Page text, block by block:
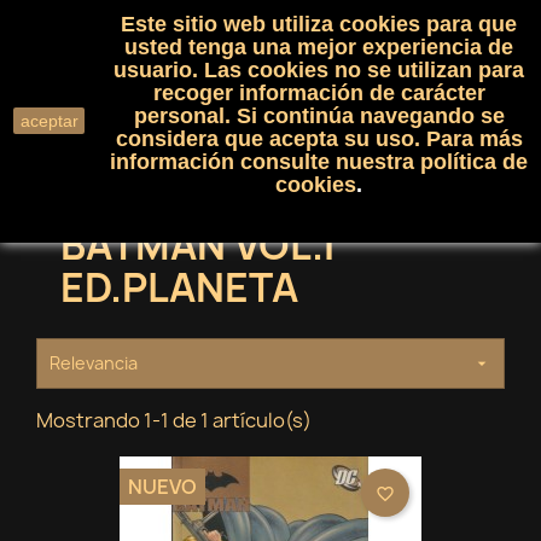
shopping_cart(0)

search
BATMAN VOL.1
ED.PLANETA
Relevancia 
Mostrando 1-1 de 1 artículo(s)
NUEVO favorite_border
aceptar
Este sitio web utiliza cookies para que
usted tenga una mejor experiencia de
usuario. Las cookies no se utilizan para
recoger información de carácter
personal. Si continúa navegando se
considera que acepta su uso. Para más
información consulte nuestra política de
cookies.